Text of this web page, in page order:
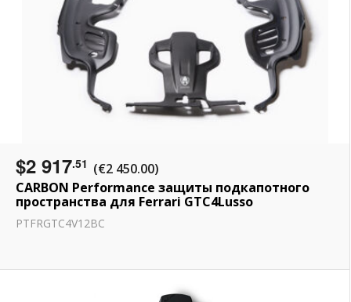
$2 917.51 (€2 450.00)
CARBON Performance защиты подкапотного
пространства для Ferrari GTC4Lusso
PTFRGTC4V12BC